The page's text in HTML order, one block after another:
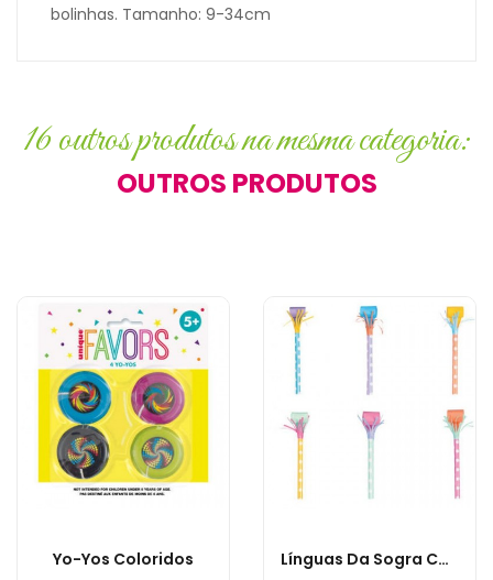
bolinhas. Tamanho: 9-34cm
16 outros produtos na mesma categoria:
OUTROS PRODUTOS
Yo-Yos Coloridos Línguas Da Sogra Compridas Cores Pastel